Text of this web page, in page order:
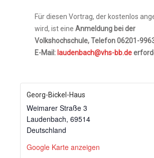
Für diesen Vortrag, der kostenlos
wird, ist eine Anmeldung bei der
Volkshochschule, Telefon 06201-
E-Mail: laudenbach@vhs-bb.de
Georg-Bickel-Haus
Weimarer Straße 3
Laudenbach, 69514
Deutschland
Google Karte anzeigen